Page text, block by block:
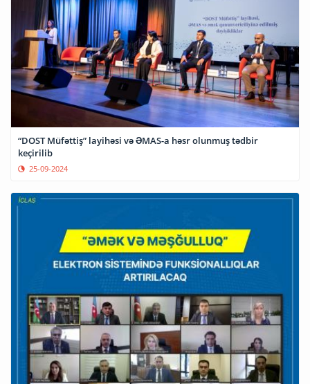
“DOST Müfəttiş” layihəsi və ƏMAS-a həsr olunmuş tədbir
keçirilib
25-09-2024